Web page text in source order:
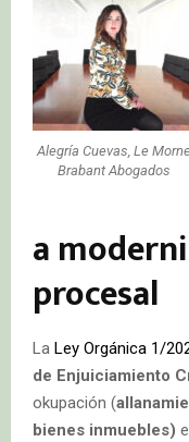
Alegría Cuevas, Le Morne
Brabant Abogados
a
procesal
La Ley Orgánica 1/
de Enjuiciamiento
okupación (
bienes inmuebles)